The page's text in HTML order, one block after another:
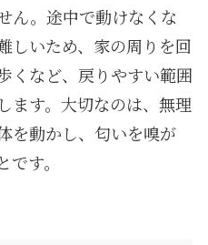
ん。途中で動けなくな
しいため、家の周りを回
くなど、戻りやすい範囲
ます。大切なのは、無理
を動かし、匂いを嗅が
す。